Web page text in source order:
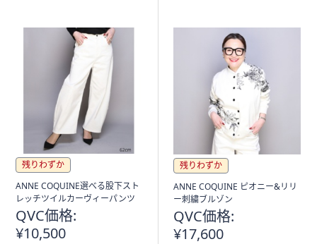
残りわずか
ANNE COQUINE選べる股下スト
レッチツイルカーヴィーパンツ
QVC価格:
¥10,500
残りわずか
ANNE COQUINE ピオニー&リリ
ー刺繍ブルゾン
QVC価格:
¥17,600